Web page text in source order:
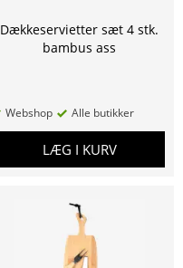
Dækkeservietter sæt 4 stk.
bambus ass
Webshop Alle butikker
LÆG I KURV